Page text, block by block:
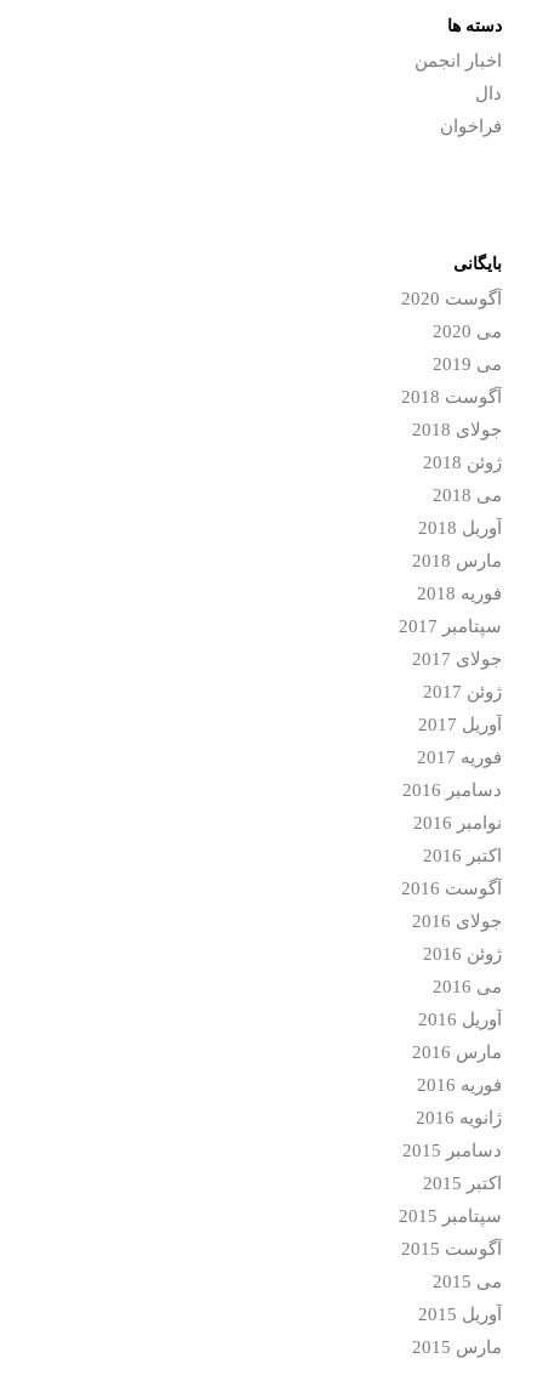
دسته ها
اخبار انجمن
دال
فراخوان
بایگانی
آگوست 2020
می 2020
می 2019
آگوست 2018
جولای 2018
ژوئن 2018
می 2018
آوریل 2018
مارس 2018
فوریه 2018
سپتامبر 2017
جولای 2017
ژوئن 2017
آوریل 2017
فوریه 2017
دسامبر 2016
نوامبر 2016
اکتبر 2016
آگوست 2016
جولای 2016
ژوئن 2016
می 2016
آوریل 2016
مارس 2016
فوریه 2016
ژانویه 2016
دسامبر 2015
اکتبر 2015
سپتامبر 2015
آگوست 2015
می 2015
آوریل 2015
مارس 2015